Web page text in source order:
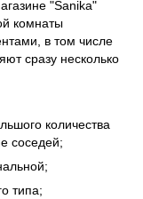
"Sanika"
комнаты
в том числе
сразу несколько
количества
соседей;
типа;